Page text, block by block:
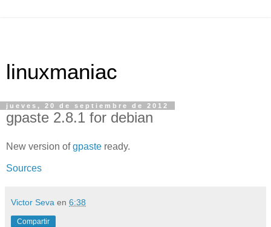
linuxmaniac
jueves, 20 de septiembre de 2012
gpaste 2.8.1 for debian
New version ofgpaste ready.
Sources
Victor Seva en 6:38
Compartir